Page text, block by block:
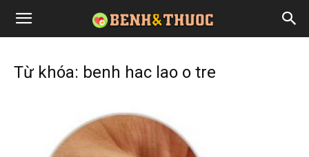
Từ khóa: benh hac lao o tre